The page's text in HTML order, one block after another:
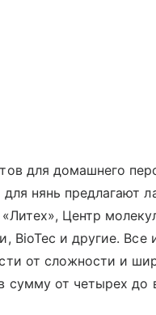
для домашнего
нянь предлагают
Центр
BioTec и другие. Все
от сложности и
сумму от четырех до